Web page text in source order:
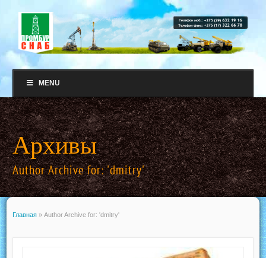
MENU
Архивы
Author Archive for: 'dmitry'
Главная » Author Archive for: 'dmitry'